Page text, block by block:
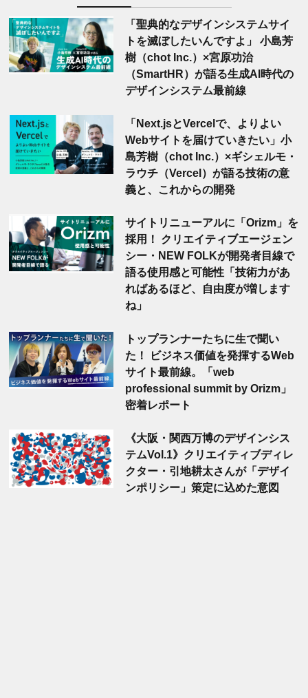
「聖典的なデザインシステムサイ
トを滅ぼしたいんですよ」 小島芳
樹（chot Inc.）×宮原功治
（SmartHR）が語る生成AI時代の
デザインシステム最前線
「Next.jsとVercelで、よりよい
Webサイトを届けていきたい」小
島芳樹（chot Inc.）×ギシェルモ・
ラウチ（Vercel）が語る技術の意
義と、これからの開発
サイトリニューアルに「Orizm」を
採用！ クリエイティブエージェン
シー・NEW FOLKが開発者目線で
語る使用感と可能性「技術力があ
ればあるほど、自由度が増します
ね」
トップランナーたちに生で聞い
た！ ビジネス価値を発揮するWeb
サイト最前線。「web
professional summit by Orizm」
密着レポート
《大阪・関西万博のデザインシス
テムVol.1》クリエイティブディレ
クター・引地耕太さんが「デザイ
ンポリシー」策定に込めた意図